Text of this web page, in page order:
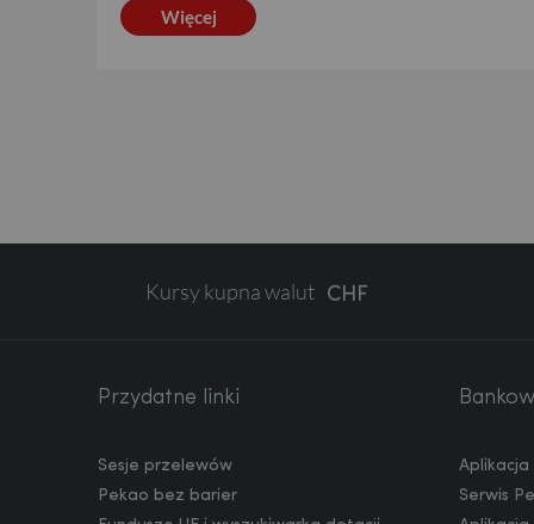
Więcej
Kursy kupna walut CHF
Przydatne linki
Sesje przelewów
Pekao bez barier
Aplikacja
Serwis